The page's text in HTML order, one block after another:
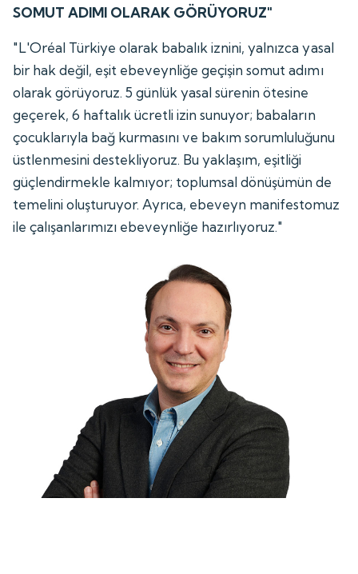
SOMUT ADIMI OLARAK GÖRÜYORUZ"
"L'Oréal Türkiye olarak babalık iznini, yalnızca yasal
bir hak değil, eşit ebeveynliğe geçişin somut adımı
olarak görüyoruz. 5 günlük yasal sürenin ötesine
geçerek, 6 haftalık ücretli izin sunuyor; babaların
çocuklarıyla bağ kurmasını ve bakım sorumluluğunu
üstlenmesini destekliyoruz. Bu yaklaşım, eşitliği
güçlendirmekle kalmıyor; toplumsal dönüşümün de
temelini oluşturuyor. Ayrıca, ebeveyn manifestomuz
ile çalışanlarımızı ebeveynliğe hazırlıyoruz."